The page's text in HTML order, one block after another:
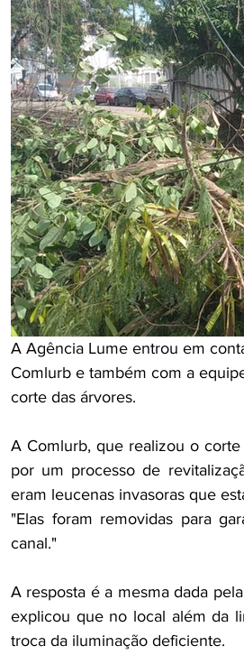
A Agência Lume entrou em
Comlurb e também com a
corte das árvores.
A Comlurb, que realizou o
por um processo de
eram leucenas invasoras que
"Elas foram removidas para
canal."
A resposta é a mesma dada
explicou que no local além da
troca da iluminação deficiente.